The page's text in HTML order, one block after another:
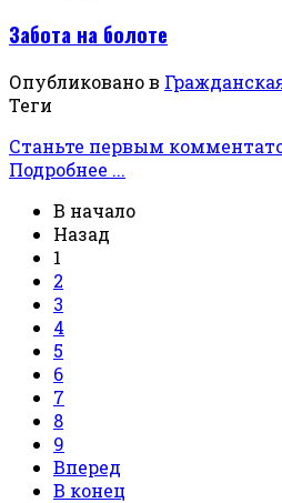
Забота на болоте
Опубликовано в
Теги
Станьте первым
Подробнее ...
В начало
Назад
1
2
3
4
5
6
7
8
9
Вперед
В конец